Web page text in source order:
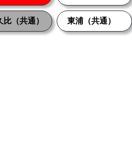
比（共通） 東浦（共通）